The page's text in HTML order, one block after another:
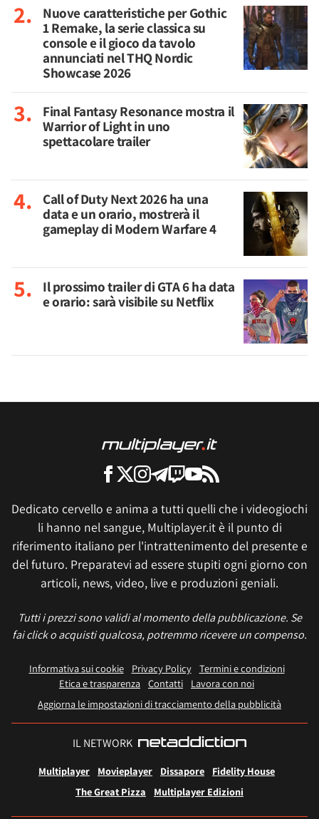
Nuove caratteristiche per Gothic
1 Remake, la serie classica su
console e il gioco da tavolo
annunciati nel THQ Nordic
Showcase 2026
Final Fantasy Resonance mostra il
Warrior of Light in uno
spettacolare trailer
Call of Duty Next 2026 ha una
data e un orario, mostrerà il
gameplay di Modern Warfare 4
Il prossimo trailer di GTA 6 ha data
e orario: sarà visibile su Netflix
Dedicato cervello e anima a tutti quelli che i videogiochi
li hanno nel sangue, Multiplayer.it è il punto di
riferimento italiano per l'intrattenimento del presente e
del futuro. Preparatevi ad essere stupiti ogni giorno con
articoli, news, video, live e produzioni geniali.
Tutti i prezzi sono validi al momento della pubblicazione. Se
fai click o acquisti qualcosa, potremmo ricevere un compenso.
Informativa sui cookie Privacy Policy
Termini e condizioni
Etica e trasparenza Contatti
Lavora con noi
Aggiorna le impostazioni di tracciamento della pubblicità
IL NETWORK
Multiplayer Movieplayer Dissapore
Fidelity House
The Great Pizza
Multiplayer Edizioni